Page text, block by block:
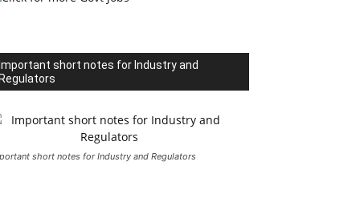
short notes for Industry and
short notes for Industry and Regulators